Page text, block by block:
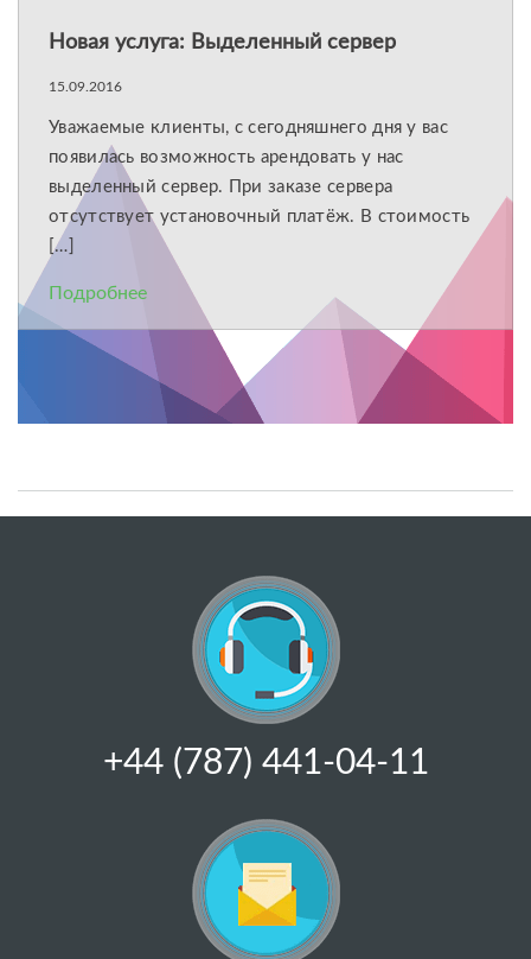
Новая услуга: Выделенный сервер
15.09.2016
Уважаемые клиенты, с сегодняшнего дня у вас
появилась возможность арендовать у нас
выделенный сервер. При заказе сервера
отсутствует установочный платёж. В стоимость
[…]
Подробнее
+44 (787) 441-04-11